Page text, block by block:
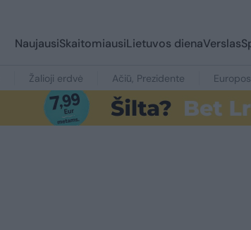
NaujausiSkaitomiausiLietuvos dienaVerslas
Žalioji erdvė Ačiū, Prezidente